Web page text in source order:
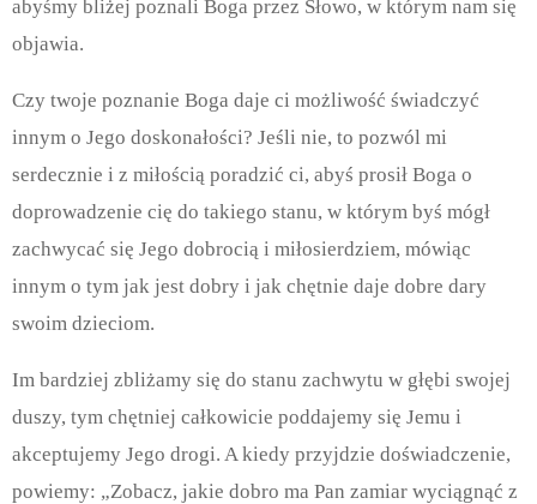
abyśmy bliżej poznali Boga przez Słowo, w którym nam się
objawia.
Czy twoje poznanie Boga daje ci możliwość świadczyć
innym o Jego doskonałości? Jeśli nie, to pozwól mi
serdecznie i z miłością poradzić ci, abyś prosił Boga o
doprowadzenie cię do takiego stanu, w którym byś mógł
zachwycać się Jego dobrocią i miłosierdziem, mówiąc
innym o tym jak jest dobry i jak chętnie daje dobre dary
swoim dzieciom.
Im bardziej zbliżamy się do stanu zachwytu w głębi swojej
duszy, tym chętniej całkowicie poddajemy się Jemu i
akceptujemy Jego drogi. A kiedy przyjdzie doświadczenie,
powiemy: „Zobacz, jakie dobro ma Pan zamiar wyciągnąć z